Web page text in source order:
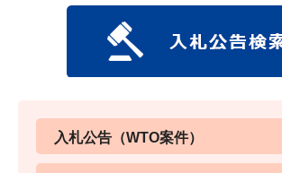
入札公告（WTO案件）